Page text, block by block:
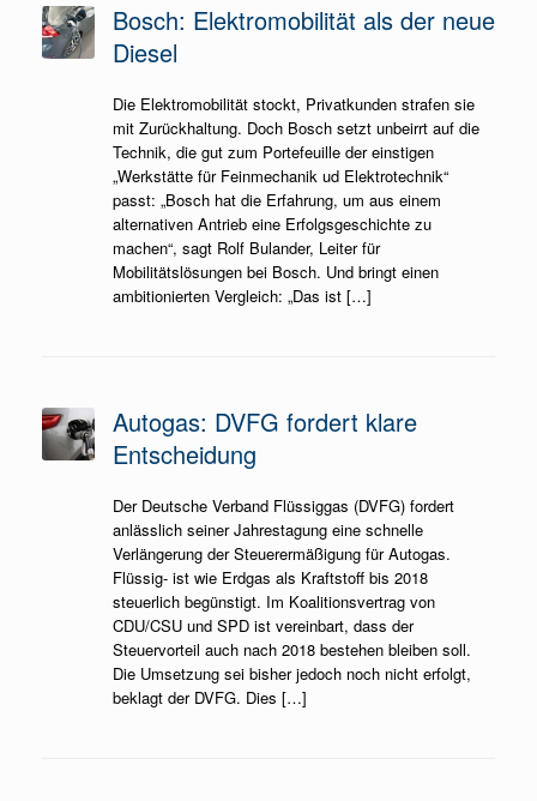
Bosch: Elektromobilität als der neue
Diesel
Die Elektromobilität stockt, Privatkunden strafen sie
mit Zurückhaltung. Doch Bosch setzt unbeirrt auf die
Technik, die gut zum Portefeuille der einstigen
„Werkstätte für Feinmechanik ud Elektrotechnik“
passt: „Bosch hat die Erfahrung, um aus einem
alternativen Antrieb eine Erfolgsgeschichte zu
machen“, sagt Rolf Bulander, Leiter für
Mobilitätslösungen bei Bosch. Und bringt einen
ambitionierten Vergleich: „Das ist […]
Autogas: DVFG fordert klare
Entscheidung
Der Deutsche Verband Flüssiggas (DVFG) fordert
anlässlich seiner Jahrestagung eine schnelle
Verlängerung der Steuerermäßigung für Autogas.
Flüssig- ist wie Erdgas als Kraftstoff bis 2018
steuerlich begünstigt. Im Koalitionsvertrag von
CDU/CSU und SPD ist vereinbart, dass der
Steuervorteil auch nach 2018 bestehen bleiben soll.
Die Umsetzung sei bisher jedoch noch nicht erfolgt,
beklagt der DVFG. Dies […]